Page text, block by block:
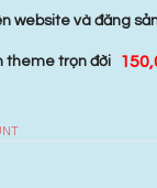
website và đăng
theme trọn đời